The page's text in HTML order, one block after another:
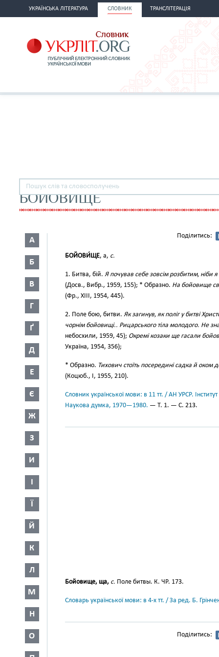
УКРАЇНСЬКА ЛІТЕРАТУРА СЛОВНИК ТРАНСЛІТЕРАЦІЯ
БОЙОВИЩЕ
А
Б
В
Г
Ґ
Д
Е
Є
Ж
З
И
І
Ї
Й
К
Л
М
Н
О
Поділитись:
БОЙОВИ́ЩЕ, а, с.
1. Битва, бій. Я почував себе зовсім розбитим, ніби
(Досв., Вибр., 1959, 155); * Образно. На бойовище
(Фр., XIII, 1954, 445).
2. Поле бою, битви. Як загинув, як поліг у битві
чорнім бойовищі.. Рицарського тіла молодого. Не
небосхили, 1959, 45); Окремі козаки ще гасали
Україна, 1954, 356);
* Образно. Тихович стоїть посередині садка й
(Коцюб., І, 1955, 210).
Словник української мови: в 11 тт. / АН УРСР.
Наукова думка, 1970—1980. — Т. 1. — С. 213.
Бойовище, ща, с. Поле битвы. К. ЧР. 173.
Словарь української мови: в 4-х тт. / За ред. Б.
Поділитись: